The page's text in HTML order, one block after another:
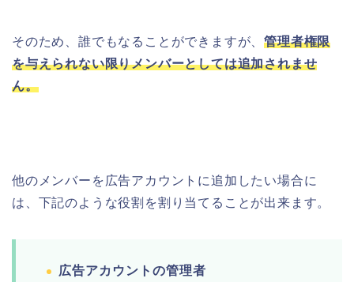
そのため、誰でもなることができますが、管理者権限
を与えられない限りメンバーとしては追加されませ
ん。
他のメンバーを広告アカウントに追加したい場合に
は、下記のような役割を割り当てることが出来ます。
広告アカウントの管理者